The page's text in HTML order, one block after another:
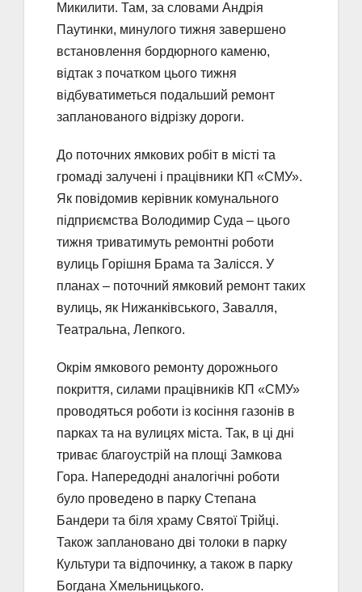
Микилити. Там, за словами Андрія
Паутинки, минулого тижня завершено
встановлення бордюрного каменю,
відтак з початком цього тижня
відбуватиметься подальший ремонт
запланованого відрізку дороги.
До поточних ямкових робіт в місті та
громаді залучені і працівники КП «СМУ».
Як повідомив керівник комунального
підприємства Володимир Суда – цього
тижня триватимуть ремонтні роботи
вулиць Горішня Брама та Залісся. У
планах – поточний ямковий ремонт таких
вулиць, як Нижанківського, Завалля,
Театральна, Лепкого.
Окрім ямкового ремонту дорожнього
покриття, силами працівників КП «СМУ»
проводяться роботи із косіння газонів в
парках та на вулицях міста. Так, в ці дні
триває благоустрій на площі Замкова
Гора. Напередодні аналогічні роботи
було проведено в парку Степана
Бандери та біля храму Святої Трійці.
Також заплановано дві толоки в парку
Культури та відпочинку, а також в парку
Богдана Хмельницького.